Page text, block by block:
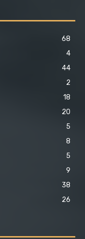
68
4
44
2
18
20
5
8
5
9
38
26